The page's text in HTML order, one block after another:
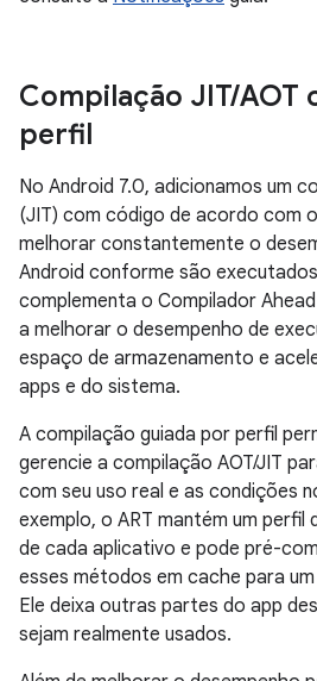
Compilação JIT/AOT
perfil
No Android 7.0, adicionamos um
(JIT) com código de acordo com
melhorar constantemente o
Android conforme são
complementa o Compilador
a melhorar o desempenho de
espaço de armazenamento e
apps e do sistema.
A compilação guiada por perfil
gerencie a compilação AOT/JIT
com seu uso real e as condições
exemplo, o ART mantém um perfil
de cada aplicativo e pode pré-
esses métodos em cache para
Ele deixa outras partes do app
sejam realmente usados.